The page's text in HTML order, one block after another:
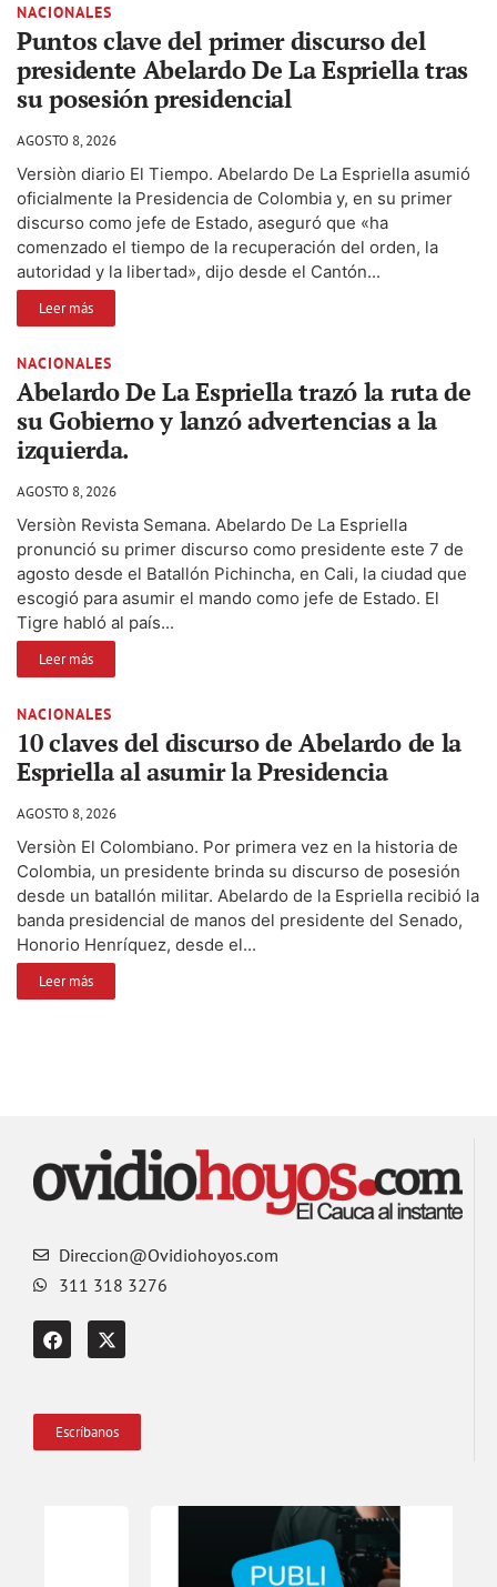
NACIONALES
Puntos clave del primer discurso del
presidente Abelardo De La Espriella tras
su posesión presidencial
AGOSTO 8, 2026
Versiòn diario El Tiempo. Abelardo De La Espriella asumió
oficialmente la Presidencia de Colombia y, en su primer
discurso como jefe de Estado, aseguró que «ha
comenzado el tiempo de la recuperación del orden, la
autoridad y la libertad», dijo desde el Cantón...
Leer más
NACIONALES
Abelardo De La Espriella trazó la ruta de
su Gobierno y lanzó advertencias a la
izquierda.
AGOSTO 8, 2026
Versiòn Revista Semana. Abelardo De La Espriella
pronunció su primer discurso como presidente este 7 de
agosto desde el Batallón Pichincha, en Cali, la ciudad que
escogió para asumir el mando como jefe de Estado. El
Tigre habló al país...
Leer más
NACIONALES
10 claves del discurso de Abelardo de la
Espriella al asumir la Presidencia
AGOSTO 8, 2026
Versiòn El Colombiano. Por primera vez en la historia de
Colombia, un presidente brinda su discurso de posesión
desde un batallón militar. Abelardo de la Espriella recibió la
banda presidencial de manos del presidente del Senado,
Honorio Henríquez, desde el...
Leer más
Direccion@Ovidiohoyos.com
311 318 3276
Escríbanos